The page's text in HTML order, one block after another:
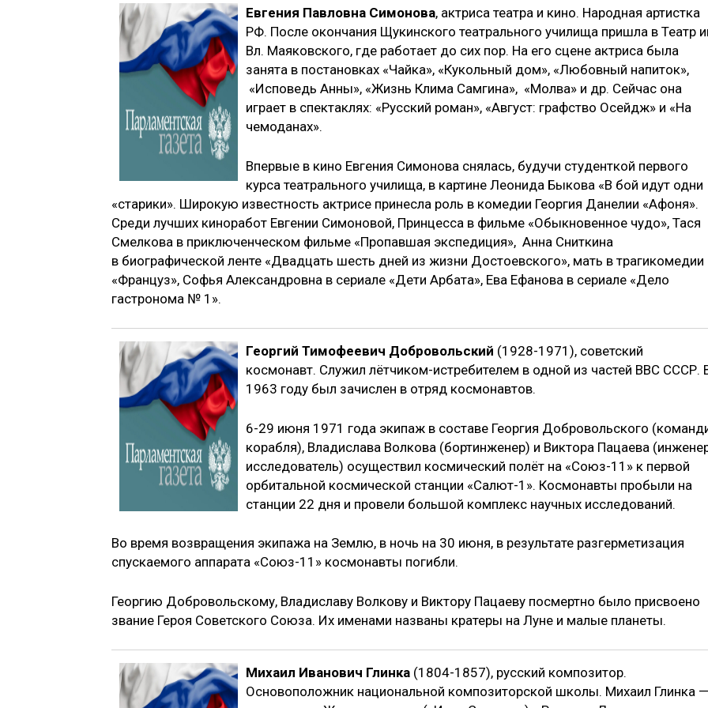
Евгения Павловна Симонова, актриса театра и кино. Народная артистка
РФ. После окончания Щукинского театрального училища пришла в Театр
Вл. Маяковского, где работает до сих пор. На его сцене актриса была
занята в постановках «Чайка», «Кукольный дом», «Любовный напиток»,
«Исповедь Анны», «Жизнь Клима Самгина», «Молва» и др. Сейчас она
играет в спектаклях: «Русский роман», «Август: графство Осейдж» и «На
чемоданах».
Впервые в кино Евгения Симонова снялась, будучи студенткой первого
курса театрального училища, в картине Леонида Быкова «В бой идут одни
«старики». Широкую известность актрисе принесла роль в комедии Георгия Данелии «Афоня».
Среди лучших киноработ Евгении Симоновой, Принцесса в фильме «Обыкновенное чудо», Тася
Смелкова в приключенческом фильме «Пропавшая экспедиция», Анна Сниткина
в биографической ленте «Двадцать шесть дней из жизни Достоевского», мать в трагикомедии
«Француз», Софья Александровна в сериале «Дети Арбата», Ева Ефанова в сериале «Дело
гастронома № 1».
Георгий Тимофеевич Добровольский (1928-1971), советский
космонавт. Служил лётчиком-истребителем в одной из частей ВВС СССР.
1963 году был зачислен в отряд космонавтов.
6-29 июня 1971 года экипаж в составе Георгия Добровольского
корабля), Владислава Волкова (бортинженер) и Виктора Пацаева
исследователь) осуществил космический полёт на «Союз-11» к первой
орбитальной космической станции «Салют-1». Космонавты пробыли на
станции 22 дня и провели большой комплекс научных исследований.
Во время возвращения экипажа на Землю, в ночь на 30 июня, в результате разгерметизация
спускаемого аппарата «Союз-11» космонавты погибли.
Георгию Добровольскому, Владиславу Волкову и Виктору Пацаеву посмертно было присвоено
звание Героя Советского Союза. Их именами названы кратеры на Луне и малые планеты.
Михаил Иванович Глинка (1804-1857), русский композитор.
Основоположник национальной композиторской школы. Михаил Глинка —